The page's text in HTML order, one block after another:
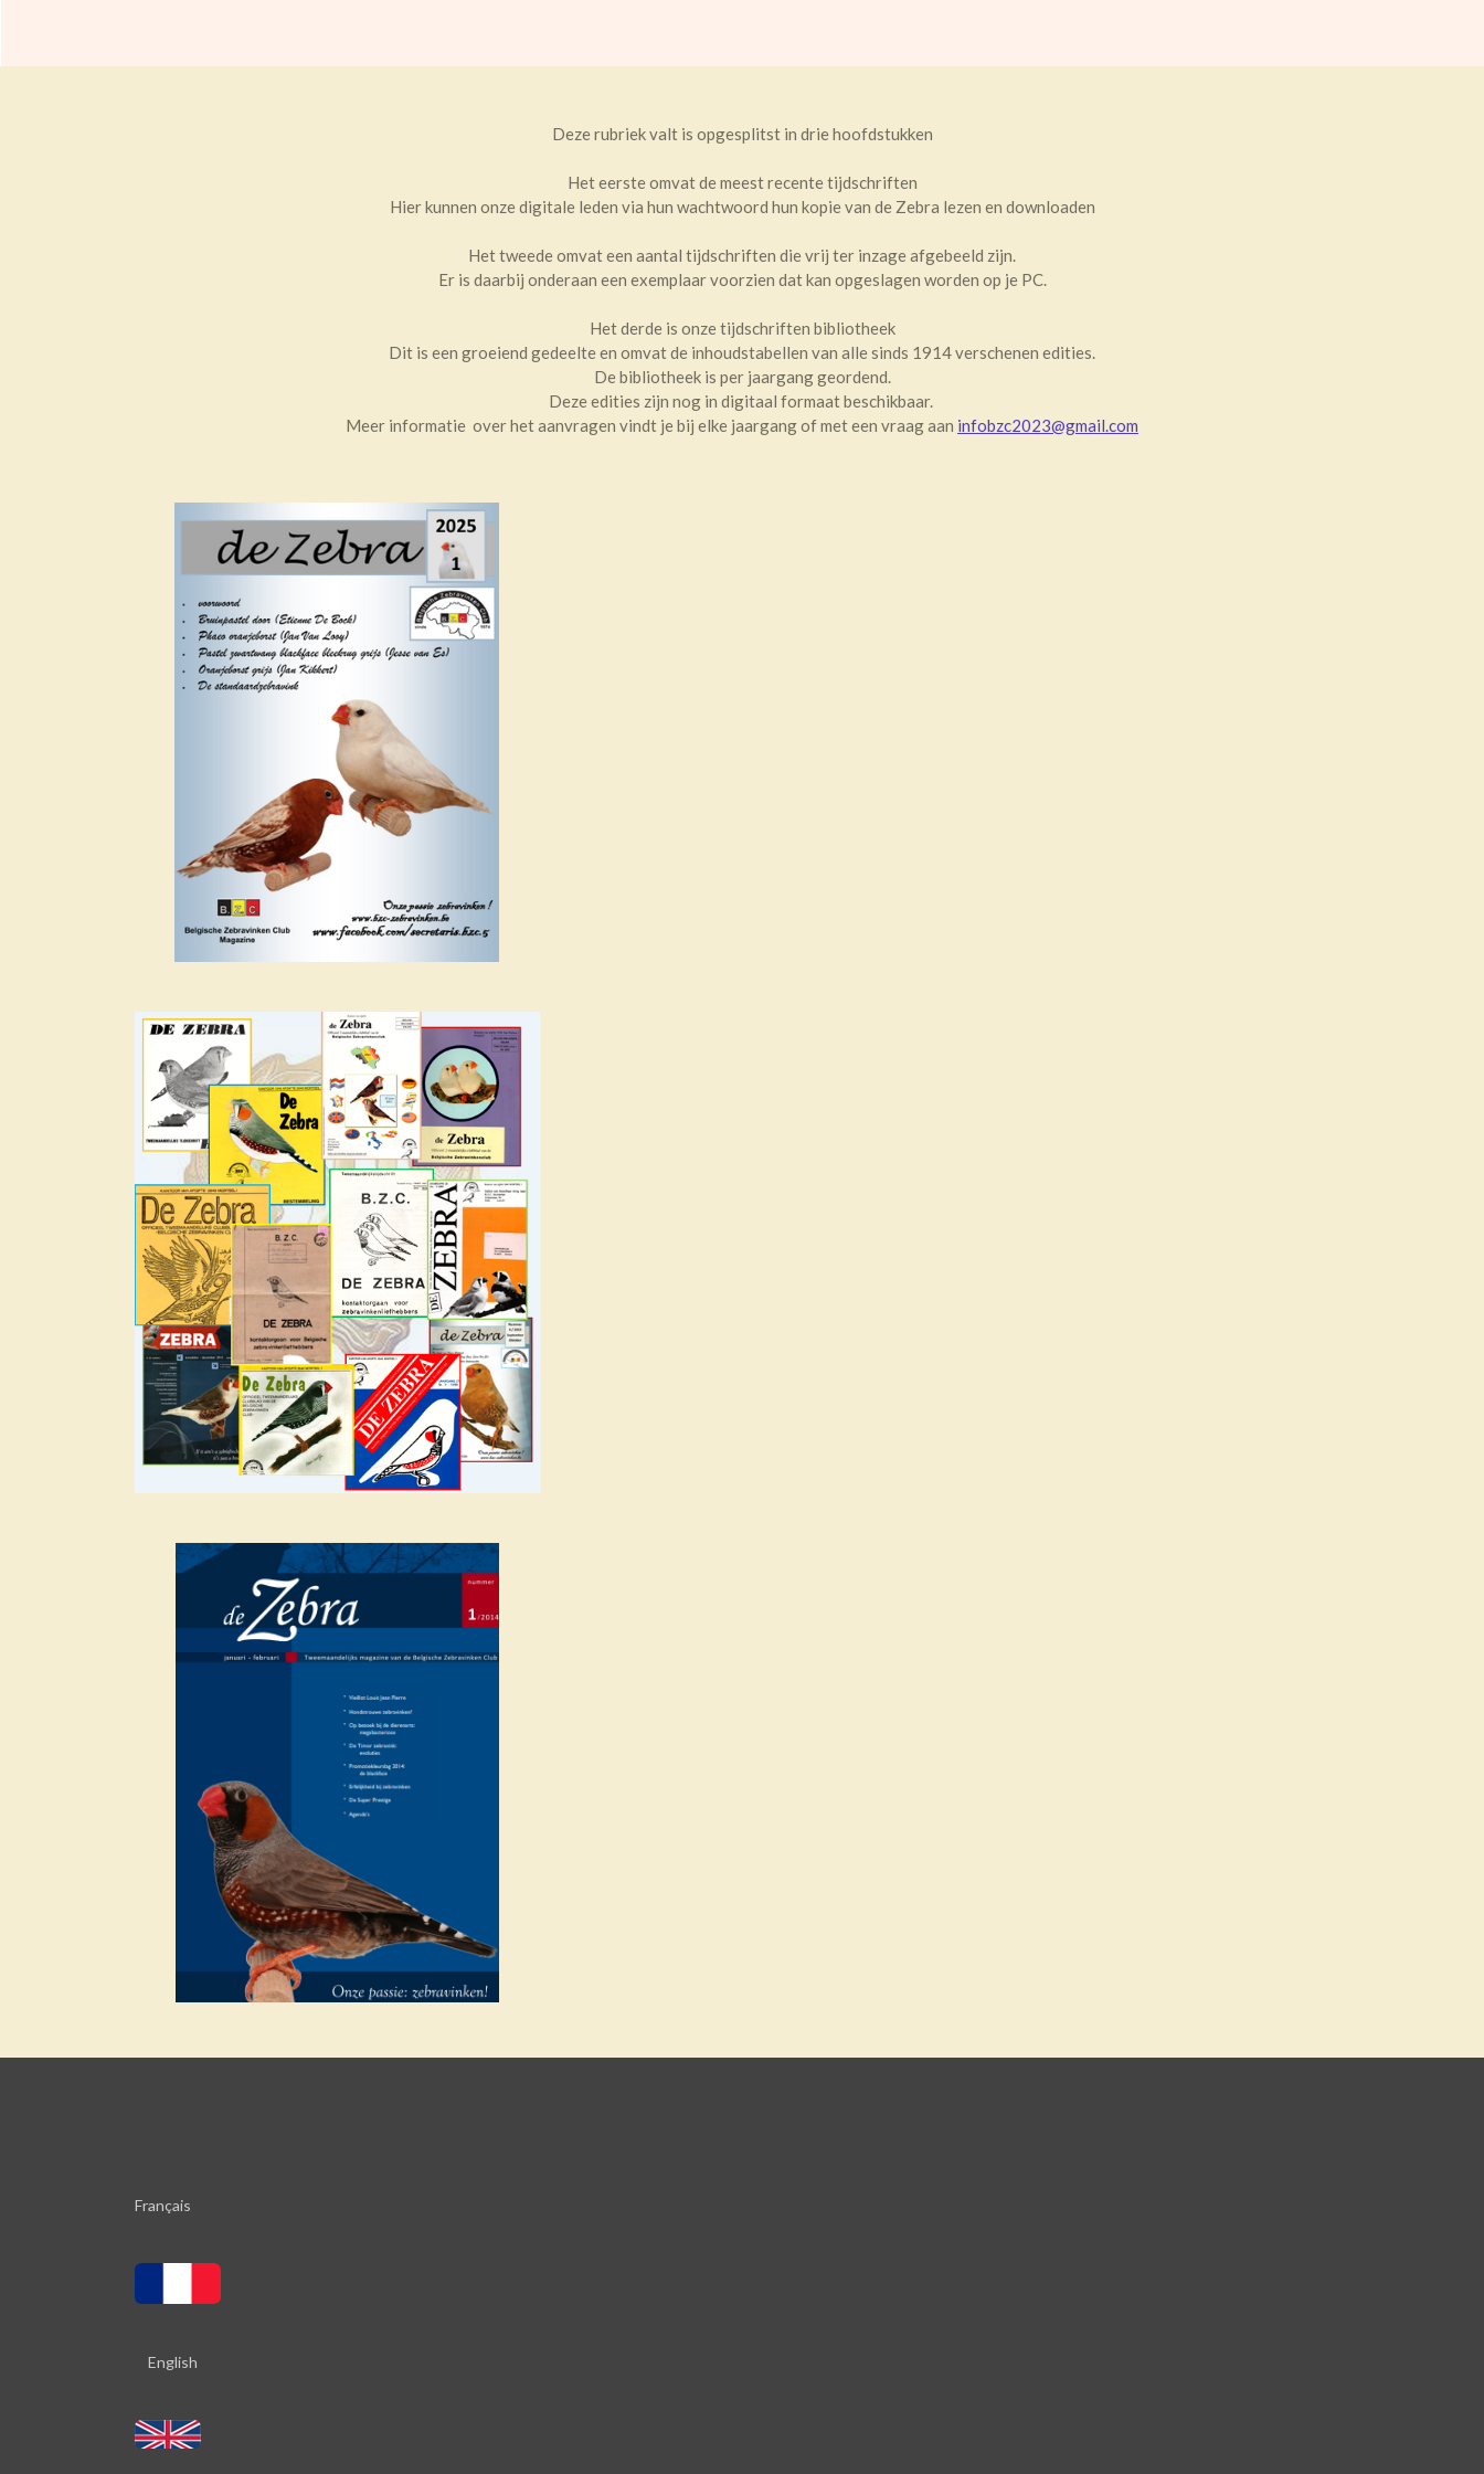
Deze rubriek valt is opgesplitst in drie hoofdstukken
Het eerste omvat de meest recente tijdschriften
Hier kunnen onze digitale leden via hun wachtwoord hun kopie van de Zebra lezen en downloaden
Het tweede omvat een aantal tijdschriften die vrij ter inzage afgebeeld zijn.
Er is daarbij onderaan een exemplaar voorzien dat kan opgeslagen worden op je PC.
Het derde is onze tijdschriften bibliotheek
Dit is een groeiend gedeelte en omvat de inhoudstabellen van alle sinds 1914 verschenen edities.
De bibliotheek is per jaargang geordend.
Deze edities zijn nog in digitaal formaat beschikbaar.
Meer informatie over het aanvragen vindt je bij elke jaargang of met een vraag aan infobzc2023@gmail.com
Français
English